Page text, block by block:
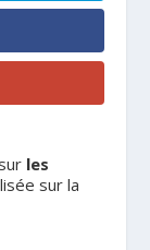
les
sur la